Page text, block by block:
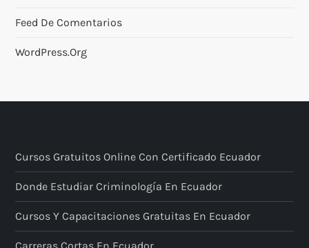
Feed De Comentarios
WordPress.org
Cursos Gratuitos Online Con Certificado Ecuador
Donde Estudiar Criminología En Ecuador
Cursos Y Capacitaciones Gratuitas En Ecuador
Carreras Cortas En Ecuador